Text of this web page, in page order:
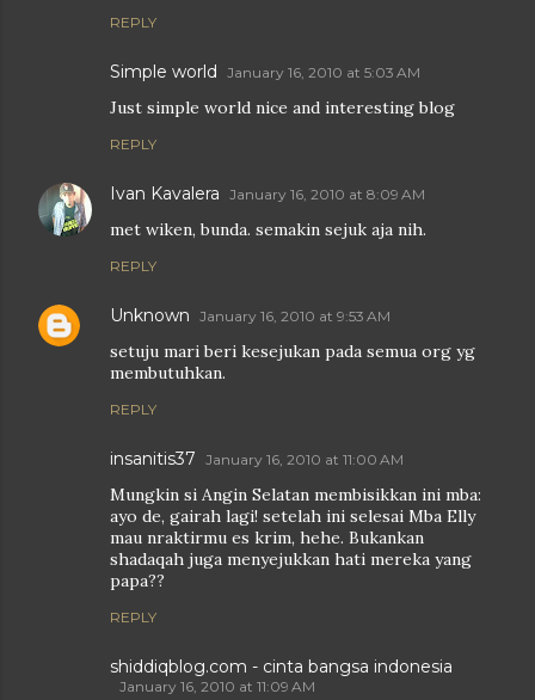
REPLY
Simple world January 16, 2010 at 5:03 AM
Just simple world nice and interesting blog
REPLY
Ivan Kavalera January 16, 2010 at 8:09 AM
met wiken, bunda. semakin sejuk aja nih.
REPLY
Unknown January 16, 2010 at 9:53 AM
setuju mari beri kesejukan pada semua org yg
membutuhkan.
REPLY
insanitis37 January 16, 2010 at 11:00 AM
Mungkin si Angin Selatan membisikkan ini mba:
ayo de, gairah lagi! setelah ini selesai Mba Elly
mau nraktirmu es krim, hehe. Bukankan
shadaqah juga menyejukkan hati mereka yang
papa??
REPLY
shiddiqblog.com - cinta bangsa indonesia
January 16, 2010 at 11:09 AM